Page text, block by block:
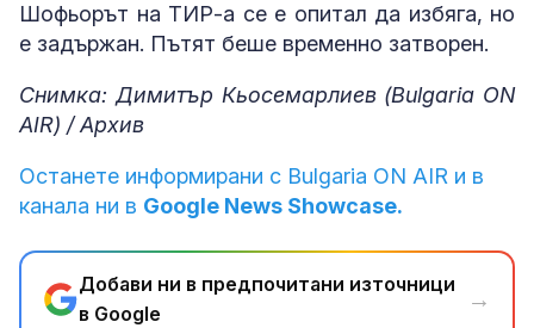
Шофьорът на ТИР-а се е опитал да избяга, но
е задържан. Пътят беше временно затворен.
Снимка: Димитър Кьосемарлиев (Bulgaria ON
AIR) / Архив
Останете информирани с Bulgaria ON AIR и в
канала ни в Google News Showcase.
Добави ни в предпочитани източници
в Google
→